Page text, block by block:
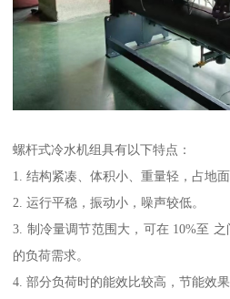
螺杆式冷水机组具有以下特点：
1. 结构紧凑、体积小、重量轻，占地面
2. 运行平稳，振动小，噪声较低。
3. 制冷量调节范围大，可在 10%至
的负荷需求。
4. 部分负荷时的能效比较高，节能效果